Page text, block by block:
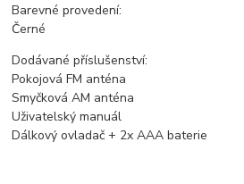
Barevné provedení:
Černé
Dodávané příslušenství:
Pokojová FM anténa
Smyčková AM anténa
Uživatelský manuál
Dálkový ovladač + 2x AAA baterie